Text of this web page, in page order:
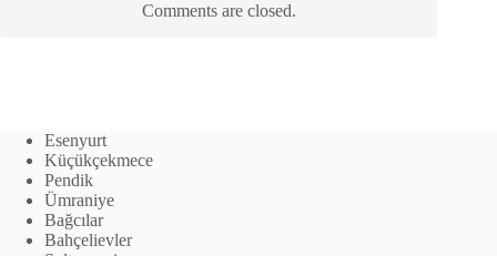
Comments are closed.
Esenyurt
Küçükçekmece
Pendik
Ümraniye
Bağcılar
Bahçelievler